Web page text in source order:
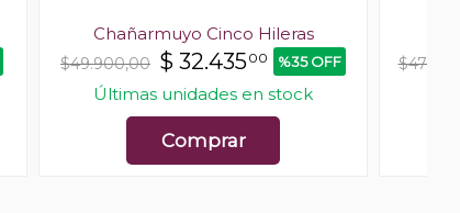
Chañarmuyo Cinco Hileras
$49.900,00 $ 32.43500 %35 OFF
Últimas unidades en stock
Comprar